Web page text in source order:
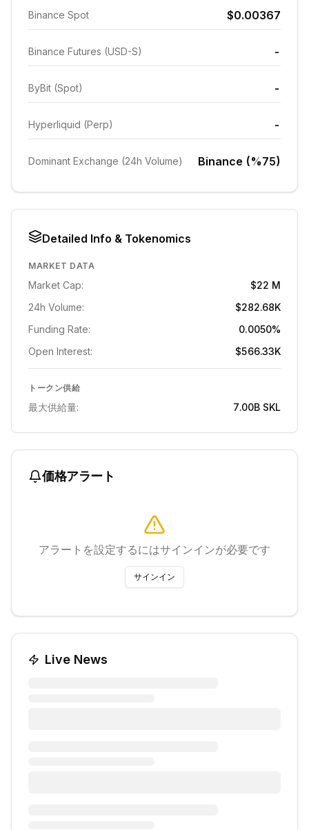
Binance Spot $0.00367
Binance Futures (USD-S) -
ByBit (Spot) -
Hyperliquid (Perp) -
Dominant Exchange (24h Volume) Binance (%75)
Detailed Info & Tokenomics
MARKET DATA
Market Cap:
$22 M
24h Volume:
$282.68K
Funding Rate:
0.0050%
Open Interest:
$566.33K
トークン供給
最大供給量: 7.00B SKL
価格アラート
アラートを設定するにはサインインが必要です
サインイン
Live News